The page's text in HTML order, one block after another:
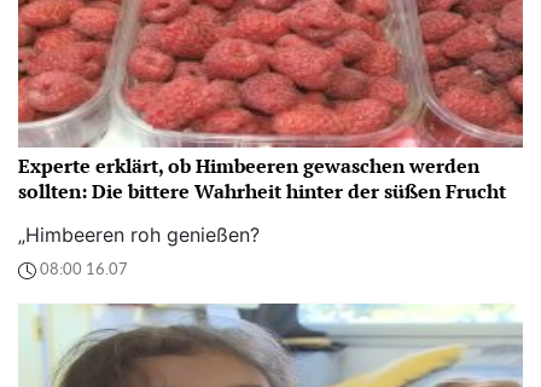
Experte erklärt, ob Himbeeren gewaschen werden
sollten: Die bittere Wahrheit hinter der süßen Frucht
„Himbeeren roh genießen?
08:00 16.07